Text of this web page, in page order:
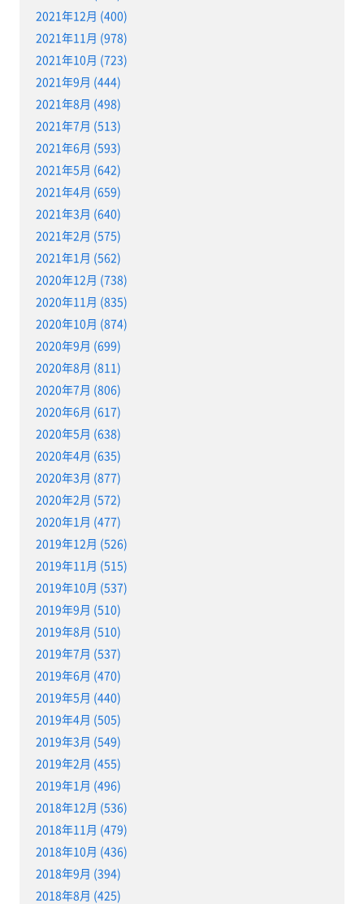
2021年12月 (400)
2021年11月 (978)
2021年10月 (723)
2021年9月 (444)
2021年8月 (498)
2021年7月 (513)
2021年6月 (593)
2021年5月 (642)
2021年4月 (659)
2021年3月 (640)
2021年2月 (575)
2021年1月 (562)
2020年12月 (738)
2020年11月 (835)
2020年10月 (874)
2020年9月 (699)
2020年8月 (811)
2020年7月 (806)
2020年6月 (617)
2020年5月 (638)
2020年4月 (635)
2020年3月 (877)
2020年2月 (572)
2020年1月 (477)
2019年12月 (526)
2019年11月 (515)
2019年10月 (537)
2019年9月 (510)
2019年8月 (510)
2019年7月 (537)
2019年6月 (470)
2019年5月 (440)
2019年4月 (505)
2019年3月 (549)
2019年2月 (455)
2019年1月 (496)
2018年12月 (536)
2018年11月 (479)
2018年10月 (436)
2018年9月 (394)
2018年8月 (425)